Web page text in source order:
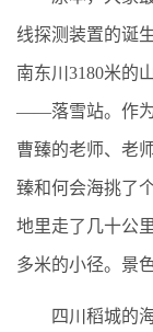
线探测装置的诞
南东川3180米的
——落雪站。作为
曹臻的老师、老
臻和何会海挑了
地里走了几十公
多米的小径。景
四川稻城的海